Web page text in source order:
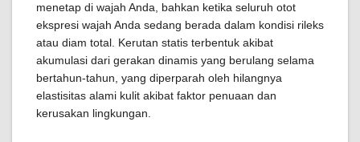
menetap di wajah Anda, bahkan ketika seluruh otot
ekspresi wajah Anda sedang berada dalam kondisi rileks
atau diam total. Kerutan statis terbentuk akibat
akumulasi dari gerakan dinamis yang berulang selama
bertahun-tahun, yang diperparah oleh hilangnya
elastisitas alami kulit akibat faktor penuaan dan
kerusakan lingkungan.